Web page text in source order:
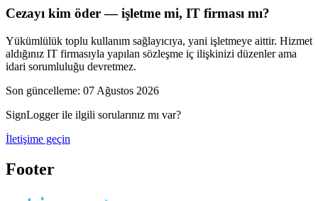
Cezayı kim öder — işletme mi, IT firması mı?
Yükümlülük toplu kullanım sağlayıcıya, yani işletmeye aittir. Hizmet
aldığınız IT firmasıyla yapılan sözleşme iç ilişkinizi düzenler ama
idari sorumluluğu devretmez.
Son güncelleme: 07 Ağustos 2026
SignLogger ile ilgili sorularınız mı var?
İletişime geçin
Footer